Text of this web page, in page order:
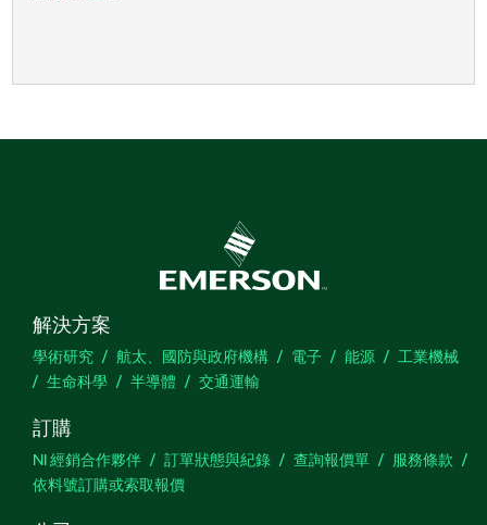
解決方案
學術研究 航太、國防與政府機構 電子 能源
工業機械
生命科學
半導體 交通運輸
訂購
NI 經銷合作夥伴 訂單狀態與紀錄 查詢報價單
服務條款
依料號訂購或索取報價